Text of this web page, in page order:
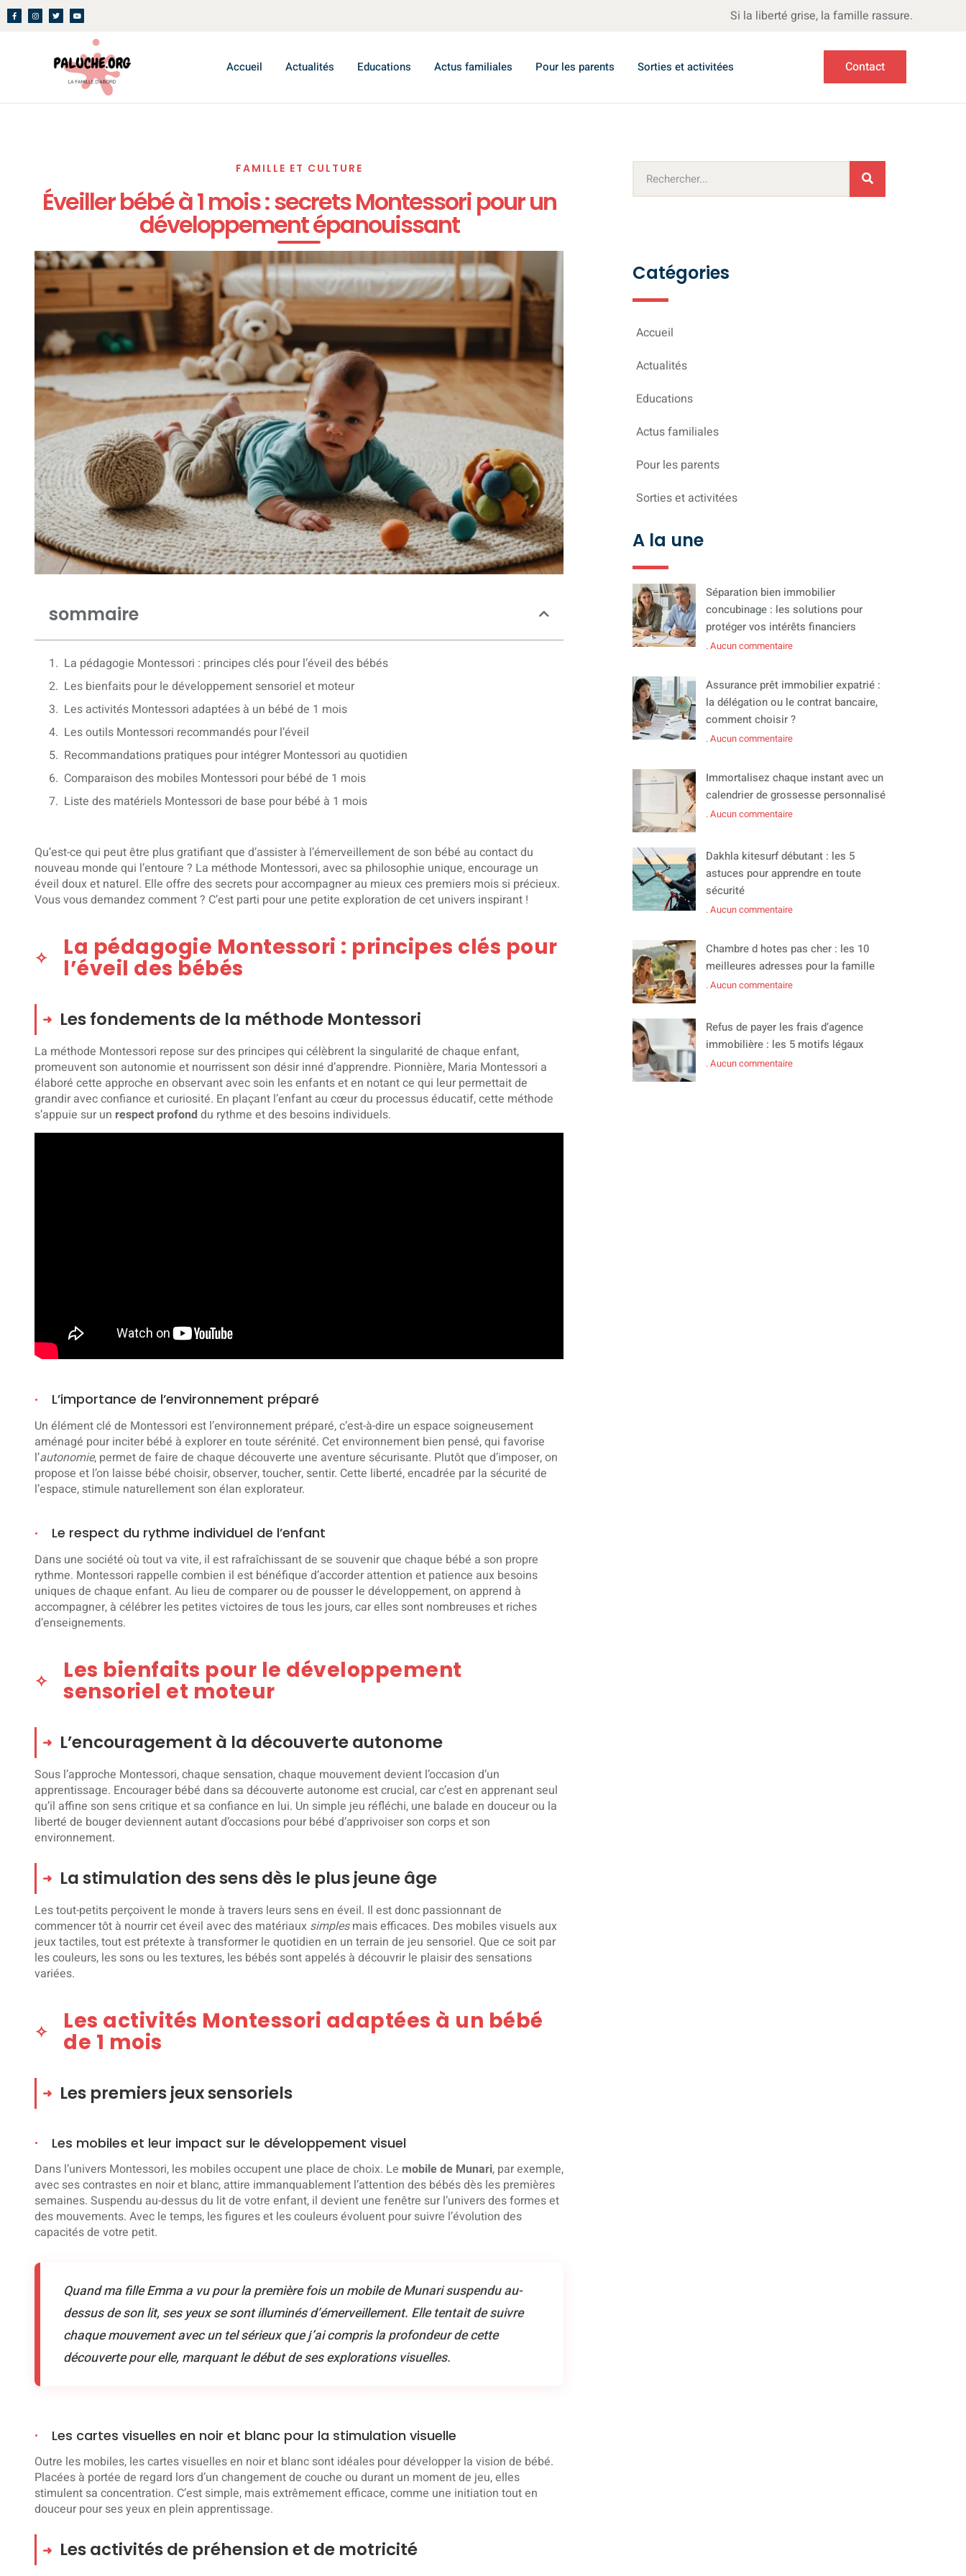
Si la liberté grise, la famille rassure.
Accueil Actualités Educations Actus familiales Pour les parents Sorties et activitées Contact
FAMILLE ET CULTURE
Éveiller bébé à 1 mois : secrets Montessori pour un
développement épanouissant
sommaire
La pédagogie Montessori : principes clés pour l’éveil des bébés
Les bienfaits pour le développement sensoriel et moteur
Les activités Montessori adaptées à un bébé de 1 mois
Les outils Montessori recommandés pour l’éveil
Recommandations pratiques pour intégrer Montessori au quotidien
Comparaison des mobiles Montessori pour bébé de 1 mois
Liste des matériels Montessori de base pour bébé à 1 mois
Qu’est-ce qui peut être plus gratifiant que d’assister à l’émerveillement de son bébé au contact du
nouveau monde qui l’entoure ? La méthode Montessori, avec sa philosophie unique, encourage un
éveil doux et naturel. Elle offre des secrets pour accompagner au mieux ces premiers mois si précieux.
Vous vous demandez comment ? C’est parti pour une petite exploration de cet univers inspirant !
La pédagogie Montessori : principes clés pour
l’éveil des bébés
Les fondements de la méthode Montessori
La méthode Montessori repose sur des principes qui célèbrent la singularité de chaque enfant,
promeuvent son autonomie et nourrissent son désir inné d’apprendre. Pionnière, Maria Montessori a
élaboré cette approche en observant avec soin les enfants et en notant ce qui leur permettait de
grandir avec confiance et curiosité. En plaçant l’enfant au cœur du processus éducatif, cette méthode
s’appuie sur un respect profond du rythme et des besoins individuels.
L’importance de l’environnement préparé
Un élément clé de Montessori est l’environnement préparé, c’est-à-dire un espace soigneusement
aménagé pour inciter bébé à explorer en toute sérénité. Cet environnement bien pensé, qui favorise
l’autonomie, permet de faire de chaque découverte une aventure sécurisante. Plutôt que d’imposer, on
propose et l’on laisse bébé choisir, observer, toucher, sentir. Cette liberté, encadrée par la sécurité de
l’espace, stimule naturellement son élan explorateur.
Le respect du rythme individuel de l’enfant
Dans une société où tout va vite, il est rafraîchissant de se souvenir que chaque bébé a son propre
rythme. Montessori rappelle combien il est bénéfique d’accorder attention et patience aux besoins
uniques de chaque enfant. Au lieu de comparer ou de pousser le développement, on apprend à
accompagner, à célébrer les petites victoires de tous les jours, car elles sont nombreuses et riches
d’enseignements.
Les bienfaits pour le développement
sensoriel et moteur
L’encouragement à la découverte autonome
Sous l’approche Montessori, chaque sensation, chaque mouvement devient l’occasion d’un
apprentissage. Encourager bébé dans sa découverte autonome est crucial, car c’est en apprenant seul
qu’il affine son sens critique et sa confiance en lui. Un simple jeu réfléchi, une balade en douceur ou la
liberté de bouger deviennent autant d’occasions pour bébé d’apprivoiser son corps et son
environnement.
La stimulation des sens dès le plus jeune âge
Les tout-petits perçoivent le monde à travers leurs sens en éveil. Il est donc passionnant de
commencer tôt à nourrir cet éveil avec des matériaux simplesmais efficaces. Des mobiles visuels aux
jeux tactiles, tout est prétexte à transformer le quotidien en un terrain de jeu sensoriel. Que ce soit par
les couleurs, les sons ou les textures, les bébés sont appelés à découvrir le plaisir des sensations
variées.
Les activités Montessori adaptées à un bébé
de 1 mois
Les premiers jeux sensoriels
Les mobiles et leur impact sur le développement visuel
Dans l’univers Montessori, les mobiles occupent une place de choix. Le mobile de Munari, par exemple,
avec ses contrastes en noir et blanc, attire immanquablement l’attention des bébés dès les premières
semaines. Suspendu au-dessus du lit de votre enfant, il devient une fenêtre sur l’univers des formes et
des mouvements. Avec le temps, les figures et les couleurs évoluent pour suivre l’évolution des
capacités de votre petit.
Quand ma fille Emma a vu pour la première fois un mobile de Munari suspendu au-
dessus de son lit, ses yeux se sont illuminés d’émerveillement. Elle tentait de suivre
chaque mouvement avec un tel sérieux que j’ai compris la profondeur de cette
découverte pour elle, marquant le début de ses explorations visuelles.
Les cartes visuelles en noir et blanc pour la stimulation visuelle
Outre les mobiles, les cartes visuelles en noir et blanc sont idéales pour développer la vision de bébé.
Placées à portée de regard lors d’un changement de couche ou durant un moment de jeu, elles
stimulent sa concentration. C’est simple, mais extrêmement efficace, comme une initiation tout en
douceur pour ses yeux en plein apprentissage.
Les activités de préhension et de motricité
Catégories
Accueil
Actualités
Educations
Actus familiales
Pour les parents
Sorties et activitées
A la une
Séparation bien immobilier
concubinage : les solutions pour
protéger vos intérêts financiers
Aucun commentaire
Assurance prêt immobilier expatrié :
la délégation ou le contrat bancaire,
comment choisir ?
Aucun commentaire
Immortalisez chaque instant avec un
calendrier de grossesse personnalisé
Aucun commentaire
Dakhla kitesurf débutant : les 5
astuces pour apprendre en toute
sécurité
Aucun commentaire
Chambre d hotes pas cher : les 10
meilleures adresses pour la famille
Aucun commentaire
Refus de payer les frais d’agence
immobilière : les 5 motifs légaux
Aucun commentaire